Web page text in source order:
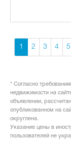
1 2 3 4 5
* Согласно
недвижимости на
объявлении,
опубликованном на
округлена.
Указание цены в
пользователей не